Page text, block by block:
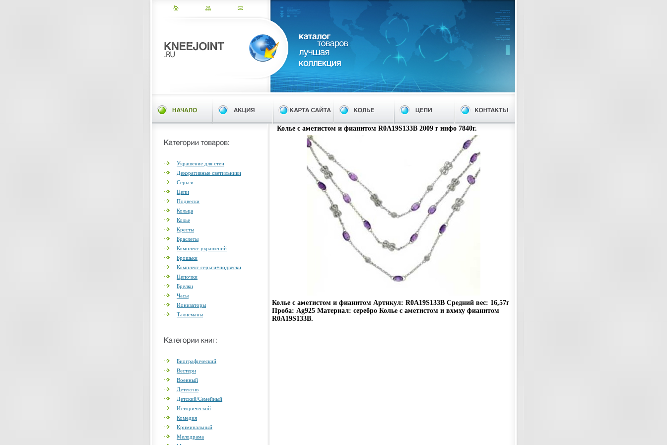
Украшение для стен
Декоративные светильники
Серьги
Цепи
Подвески
Кольца
Колье
Кресты
Браслеты
Комплект украшений
Брошьки
Комплект серьги+подвески
Цепочки
Брелки
Часы
Ионизаторы
Талисманы
Биографический
Вестерн
Военный
Детектив
Детский/Семейный
Исторический
Комедия
Криминальный
Мелодрама
Колье с аметистом и фианитом R0A19S133B 2009 г инфо 7840r.
Колье с аметистом и фианитом Артикул: R0A19S133B Средний вес: 16,57г
Проба: Ag925 Материал: серебро Колье с аметистом и вхмху фианитом
R0A19S133B.